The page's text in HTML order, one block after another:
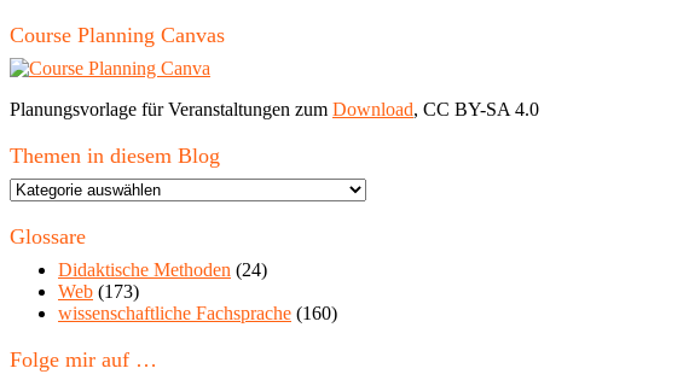
Course Planning Canvas
Planungsvorlage für Veranstaltungen zum Download, CC BY-SA 4.0
Themen in diesem Blog
Themen
diesem
Glossare
Didaktische Methoden (24)
Web (173)
wissenschaftliche Fachsprache (160)
Folge mir auf …